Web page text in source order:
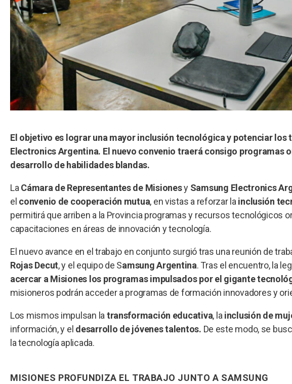
El objetivo es lograr una mayor inclusión tecnológica y potenciar los
Electronics Argentina. El nuevo convenio traerá consigo programas
desarrollo de habilidades blandas.
La Cámara de Representantes de Misionesy Samsung Electronics
el convenio de cooperación mutua, en vistas a reforzar la inclusión
permitirá que arriben a la Provincia programas y recursos tecnológicos
capacitaciones en áreas de innovación y tecnología.
El nuevo avance en el trabajo en conjunto surgió tras una reunión de
Rojas Decut, y el equipo de Samsung Argentina. Tras el encuentro, la
acercar a Misiones los programas impulsados por el gigante
misioneros podrán acceder a programas de formación innovadores y
Los mismos impulsan la transformación educativa, la inclusión de
información, y el desarrollo de jóvenes talentos. De este modo, se
la tecnología aplicada.
MISIONES PROFUNDIZA EL TRABAJO JUNTO A SAMSUNG